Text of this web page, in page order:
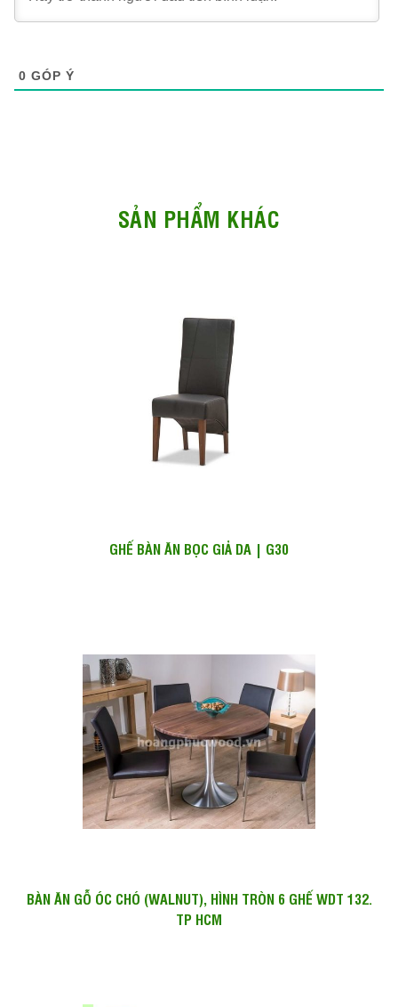
0 GÓP Ý
SẢN PHẨM KHÁC
GHẾ BÀN ĂN BỌC GIẢ DA | G30
BÀN ĂN GỖ ÓC CHÓ (WALNUT), HÌNH TRÒN 6 GHẾ WDT 132.
TP HCM